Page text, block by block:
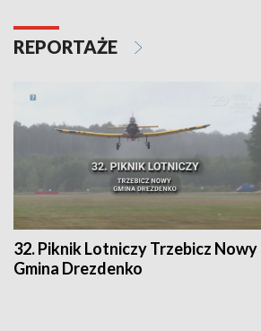
REPORTAŻE
32. Piknik Lotniczy Trzebicz Nowy
Gmina Drezdenko